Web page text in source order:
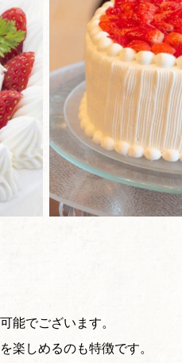
能でございます。
楽しめるのも特徴です。